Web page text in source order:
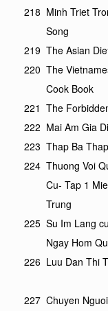
218 Minh Triet
Song
219 The Asian
220 The
Cook Book
221 The
222 Mai Am Gia
223 Thap Ba
224 Thuong Voi
Cu- Tap 1
Trung
225 Su Im Lang
Ngay Hom
226 Luu Dan Thi
227 Chuyen